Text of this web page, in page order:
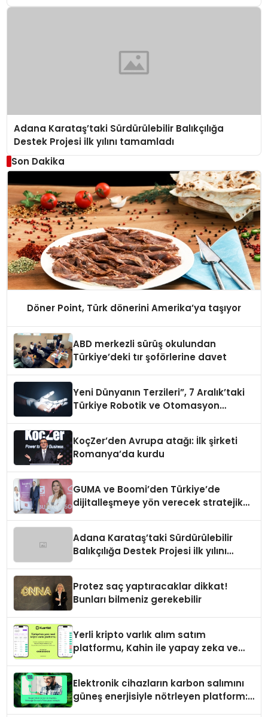
Adana Karataş’taki Sürdürülebilir Balıkçılığa
Destek Projesi ilk yılını tamamladı
Son Dakika
Döner Point, Türk dönerini Amerika’ya taşıyor
ABD merkezli sürüş okulundan
Türkiye’deki tır şoförlerine davet
Yeni Dünyanın Terzileri”, 7 Aralık’taki
Türkiye Robotik ve Otomasyon
KoçZer’den Avrupa atağı: İlk şirketi
Romanya’da kurdu
GUMA ve Boomi’den Türkiye’de
dijitalleşmeye yön verecek stratejik
Adana Karataş’taki Sürdürülebilir
Balıkçılığa Destek Projesi ilk yılını
Protez saç yaptıracaklar dikkat!
Bunları bilmeniz gerekebilir
Yerli kripto varlık alım satım
platformu, Kahin ile yapay zeka ve
Elektronik cihazların karbon salımını
güneş enerjisiyle nötrleyen platform: